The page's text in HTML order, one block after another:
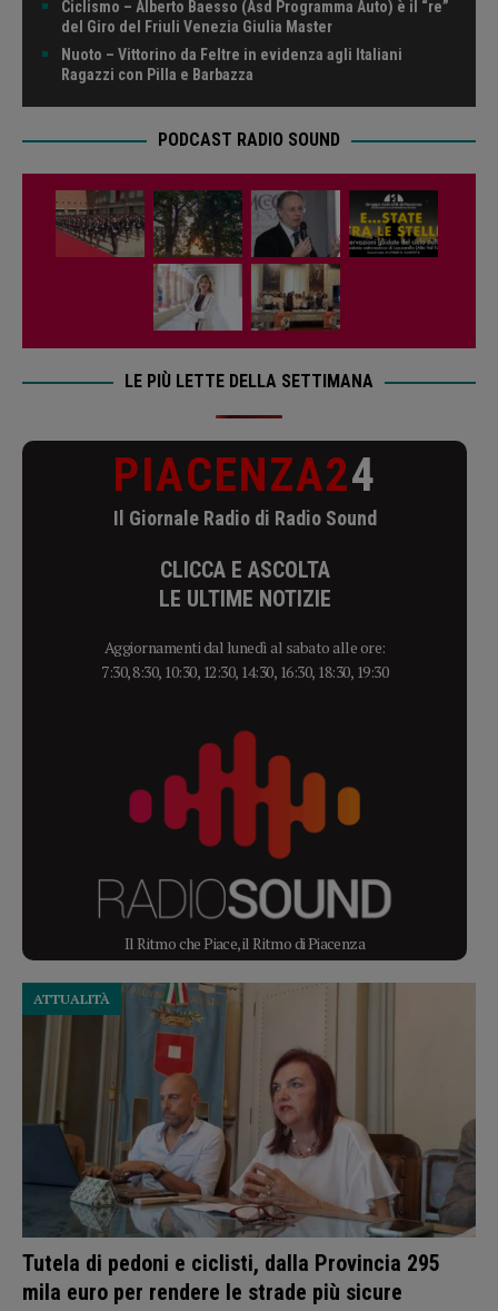
Ciclismo – Alberto Baesso (Asd Programma Auto) è il “re”
del Giro del Friuli Venezia Giulia Master
Nuoto – Vittorino da Feltre in evidenza agli Italiani
Ragazzi con Pilla e Barbazza
PODCAST RADIO SOUND
LE PIÙ LETTE DELLA SETTIMANA
PIACENZA24
Il Giornale Radio di Radio Sound
CLICCA E ASCOLTA
LE ULTIME NOTIZIE
Aggiornamenti dal lunedì al sabato alle ore:
7:30, 8:30, 10:30, 12:30, 14:30, 16:30, 18:30, 19:30
Il Ritmo che Piace, il Ritmo di Piacenza
Tutela di pedoni e ciclisti, dalla Provincia 295
mila euro per rendere le strade più sicure
ATTUALITÀ